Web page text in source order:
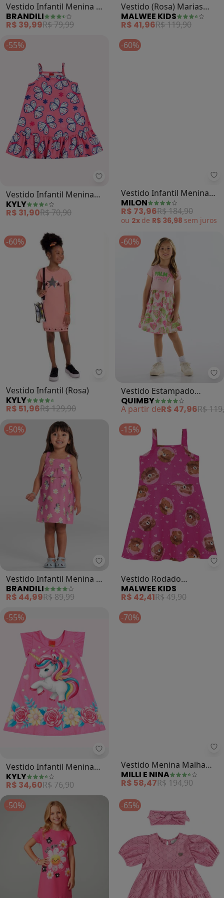
Vestido Infantil Menina de
Conchas (Rosa)
BRANDILI
R$ 39,99R$ 79,99
Vestido (Rosa) Marias
Enjoy Life
MALWEE KIDS
R$ 41,96R$ 119,90
-55%
Kyly - Vestido Infantil Menina
Vestido Infantil Menina
Borboletas (Rosa)
KYLY
R$ 31,90R$ 70,90
-60%
Vestido Infantil Menina
Listras (Rosa)
MILON
R$ 73,96R$ 184,90
ou 2x de R$ 36,98 sem juros
-60%
Kyly - Vestido Infantil (Rosa)
Vestido Infantil (Rosa)
KYLY
R$ 51,96R$ 129,90
-60%
Vestido Estampado
Cotton (Rosa)
QUIMBY
A partir deR$ 47,96R$
-50%
Vestido Infantil Menina da
Bluey (Rosa)
BRANDILI
R$ 44,99R$ 89,99
-15%
Vestido Rodado
Acinturado Ursinhos
(Rosa)
MALWEE KIDS
R$ 42,41R$ 49,90
-55%
Vestido Infantil Menina
Unicórnio (Rosa)
KYLY
R$ 34,60R$ 76,90
-70%
Vestido Menina Malha
Sport e Tule Coração
MILLI E NINA
R$ 58,47R$ 194,90
-50%
-65%